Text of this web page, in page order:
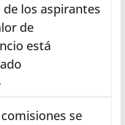
de los aspirantes
de
está
se